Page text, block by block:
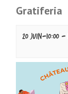
Gratiferia
20 juin-10:00 -